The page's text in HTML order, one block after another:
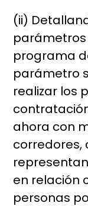
(ii)
programa
parámetro
realizar los
ahora con
corredores,
en relación
personas